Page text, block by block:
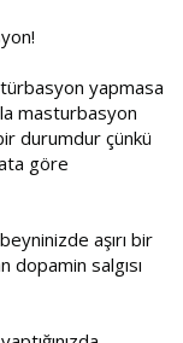
yapmasa
masturbasyon
durumdur çünkü
göre
aşırı bir
dopamin salgısı